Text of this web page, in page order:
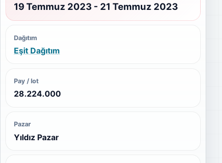
19 Temmuz 2023 - 21 Temmuz 2023
Dağıtım
Eşit Dağıtım
Pay / lot
28.224.000
Pazar
Yıldız Pazar